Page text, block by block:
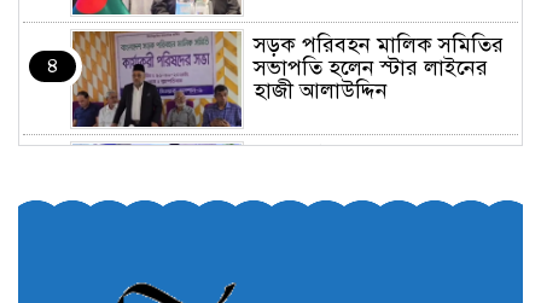
৪
সড়ক পরিবহন মালিক সমিতির
সভাপতি হলেন স্টার লাইনের
হাজী আলাউদ্দিন